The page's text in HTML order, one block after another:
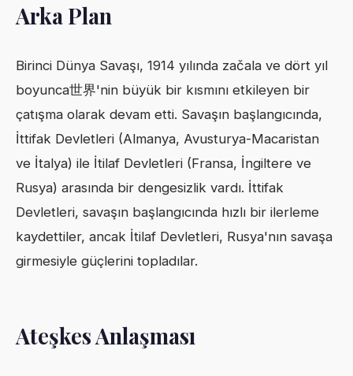
Arka Plan
Birinci Dünya Savaşı, 1914 yılında začala ve dört yıl
boyunca世界'nin büyük bir kısmını etkileyen bir
çatışma olarak devam etti. Savaşın başlangıcında,
İttifak Devletleri (Almanya, Avusturya-Macaristan
ve İtalya) ile İtilaf Devletleri (Fransa, İngiltere ve
Rusya) arasında bir dengesizlik vardı. İttifak
Devletleri, savaşın başlangıcında hızlı bir ilerleme
kaydettiler, ancak İtilaf Devletleri, Rusya'nın savaşa
girmesiyle güçlerini topladılar.
Ateşkes Anlaşması